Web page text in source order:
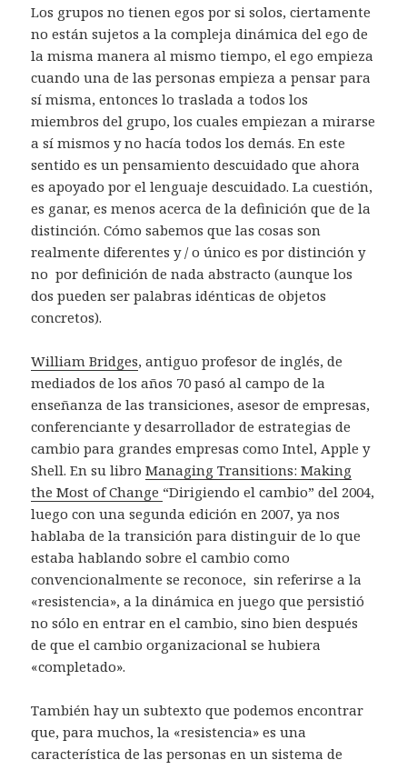
Los grupos no tienen egos por si solos, ciertamente
no están sujetos a la compleja dinámica del ego de
la misma manera al mismo tiempo, el ego empieza
cuando una de las personas empieza a pensar para
sí misma, entonces lo traslada a todos los
miembros del grupo, los cuales empiezan a mirarse
a sí mismos y no hacía todos los demás. En este
sentido es un pensamiento descuidado que ahora
es apoyado por el lenguaje descuidado. La cuestión,
es ganar, es menos acerca de la definición que de la
distinción. Cómo sabemos que las cosas son
realmente diferentes y / o único es por distinción y
no por definición de nada abstracto (aunque los
dos pueden ser palabras idénticas de objetos
concretos).
William Bridges, antiguo profesor de inglés, de
mediados de los años 70 pasó al campo de la
enseñanza de las transiciones, asesor de empresas,
conferenciante y desarrollador de estrategias de
cambio para grandes empresas como Intel, Apple y
Shell. En su libroManaging Transitions: Making
the Most of Change “Dirigiendo el cambio” del 2004,
luego con una segunda edición en 2007, ya nos
hablaba de la transición para distinguir de lo que
estaba hablando sobre el cambio como
convencionalmente se reconoce, sin referirse a la
«resistencia», a la dinámica en juego que persistió
no sólo en entrar en el cambio, sino bien después
de que el cambio organizacional se hubiera
«completado».
También hay un subtexto que podemos encontrar
que, para muchos, la «resistencia» es una
característica de las personas en un sistema de